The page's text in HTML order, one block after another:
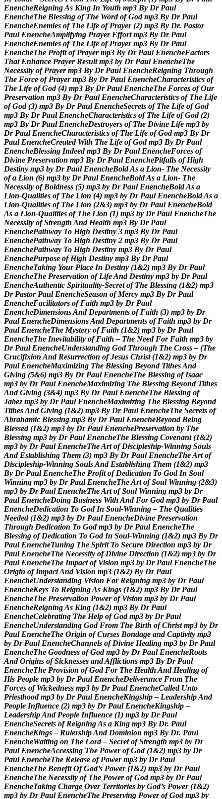
EnencheReigningAs King In Youth mp3 By Dr Paul
EnencheThe Blessing of The Word of God mp3 By Dr Paul
EnencheEnemies of The Life of Prayer (2) mp3 By Dr. Pastor
Paul EnencheAmplifying Prayer Effort mp3 By Dr Paul
EnencheEnemies of The Life of Prayer mp3 By Dr Paul
EnencheThe Profit of Prayer mp3 By Dr Paul EnencheFactors
That Enhance Prayer Result mp3 by Dr Paul EnencheThe
Necessity of Prayer mp3 By Dr Paul EnencheReigning Through
The Force of Prayer mp3 By Dr Paul EnencheCharacteristics of
The Life of God (4) mp3 By Dr Paul EnencheThe Forces of Our
Preservation mp3 By Dr Paul EnencheCharacteristics of The Life
of God (3) mp3 By Dr Paul EnencheSecrets of The Life of God
mp3 By Dr Paul EnencheCharacteristics of The Life of God (2)
mp3 By Dr Paul EnencheDestroyers of The Divine Life mp3 by
Dr Paul EnencheCharacteristics of The Life of God mp3 By Dr
Paul EnencheCreated With The Life of God mp3 By Dr Paul
EnencheBlessing Indeed mp3 By Dr Paul EnencheForces of
Divine Preservation mp3 By Dr Paul EnenchePitfalls of High
Destiny mp3 by Dr Paul EnencheBoldAs a Lion- The Necessity
of a Lion (6) mp3 by Dr Paul EnencheBoldAs a Lion- The
Necessity of Boldness (5) mp3 by Dr Paul EnencheBoldAs a
Lion-Qualities of The Lion (4) mp3 by Dr Paul EnencheBoldAs a
Lion-Qualities of The Lion (2&3) mp3 by Dr Paul EnencheBold
As a Lion-Qualities of The Lion (1) mp3 by Dr Paul EnencheThe
Necessity of Strength And Health mp3 By Dr Paul
EnenchePathway To High Destiny 3 mp3 By Dr Paul
EnenchePathway To High Destiny 2 mp3 By Dr Paul
EnenchePathway To High Destiny mp3 By Dr Paul
EnenchePurpose of High Destiny mp3 By Dr Paul
EnencheTaking Your Place In Destiny (1&2) mp3 By Dr Paul
EnencheThe Preservation of LifeAnd Destiny mp3 by Dr Paul
EnencheAuthentic Spirituality-Secret of The Blessing (1&2) mp3
Dr Pastor Paul EnencheSeason of Mercy mp3 By Dr Paul
EnencheFacilitators of Faith mp3 by Dr Paul
EnencheDimensionsAnd Departments of Faith (3) mp3 by Dr
Paul EnencheDimensionsAnd Departments of Faith mp3 by Dr
Paul EnencheThe Mystery of Faith (1&2) mp3 by Dr Paul
EnencheThe Inevitability of Faith – The Need For Faith mp3 by
Dr Paul EnencheUnderstanding God Through The Cross – (The
Crucifixion And Resurrection of Jesus Christ (1&2) mp3 by Dr
Paul EnencheMaximizing The Blessing Beyond TithesAnd
Giving (5&6) mp3 By Dr Paul EnencheThe Blessing of Isaac
mp3 by Dr Paul EnencheMaximizing The Blessing Beyond Tithes
And Giving (3&4) mp3 By Dr Paul EnencheThe Blessing of
Jabez mp3 by Dr Paul EnencheMaximizing The Blessing Beyond
TithesAnd Giving (1&2) mp3 By Dr Paul EnencheThe Secrets of
Abrahamic Blessing mp3 By Dr Paul EnencheBeyond Being
Blessed (1&2) mp3 by Dr Paul EnenchePreservation by The
Blessing mp3 by Dr Paul EnencheThe Blessing Covenant (1&2)
mp3 by Dr Paul EnencheTheArt of Discipleship-Winning Souls
And Establishing Them (3) mp3 By Dr Paul EnencheTheArt of
Discipleship-Winning SoulsAnd Establishing Them (1&2) mp3
By Dr Paul EnencheThe Profit of Dedication To God In Soul
Winning mp3 by Dr Paul EnencheTheArt of Soul Winning (2&3)
mp3 by Dr Paul EnencheTheArt of Soul Winning mp3 by Dr
Paul EnencheDoing Business With And For God mp3 by Dr Paul
EnencheDedication To God In Soul-Winning – The Qualities
Needed (1&2) mp3 by Dr Paul EnencheDivine Preservation
Through Dedication To God mp3 by Dr Paul EnencheThe
Blessing of Dedication To God In Soul-Winning (1&2) mp3 By Dr
Paul EnencheTuning The Spirit To Secure Direction mp3 by Dr
Paul EnencheThe Necessity of Divine Direction (1&2) mp3 by Dr
Paul EnencheThe Impact of Vision mp3 by Dr Paul EnencheThe
Origin of ImpactAnd Vision mp3 (1&2) By Dr Paul
EnencheUnderstanding Vision For Reigning mp3 by Dr Paul
EnencheKeys To ReigningAs Kings (1&2) mp3 By Dr Paul
EnencheThe Preservation Power of Vision mp3 by Dr Paul
EnencheReigningAs King (1&2) mp3 By Dr Paul
EnencheCelebrating The Help of God mp3 by Dr Paul
EnencheUnderstanding God From The Birth of Christ mp3 by Dr
Paul EnencheThe Origin of Curses Bondage and Captivity mp3
by Dr Paul EnencheChannels of Divine Healing mp3 by Dr Paul
EnencheThe Goodness of God mp3 by Dr Paul EnencheRoots
And Origins of Sicknesses andAfflictions mp3 By Dr Paul
EnencheThe Provision of God For The Health And Healing of
His People mp3 by Dr Paul EnencheDeliverance From The
Forces of Wickedness mp3 by Dr Paul EnencheCalled Unto
Priesthood mp3 by Dr Paul EnencheKingship – LeadershipAnd
People Influence (2) mp3 by Dr Paul EnencheKingship –
LeadershipAnd People Influence (1) mp3 by Dr Paul
EnencheSecrets of ReigningAs a King mp3 By Dr. Paul
EnencheKings – RulershipAnd Dominion mp3 By Dr. Paul
EnencheWaiting on The Lord – Secret of Strength mp3 by Dr
Paul EnencheAccessing The Power of God (1&2) mp3 by Dr
Paul EnencheThe Release of Power mp3 by Dr Paul
EnencheThe Benefit Of God’s Power (1&2) mp3 by Dr Paul
EnencheThe Necessity of The Power of God mp3 by Dr Paul
EnencheTaking Charge Over Territories by God’s Power (1&2)
mp3 by Dr Paul EnencheThe Preserving Power of God mp3 by